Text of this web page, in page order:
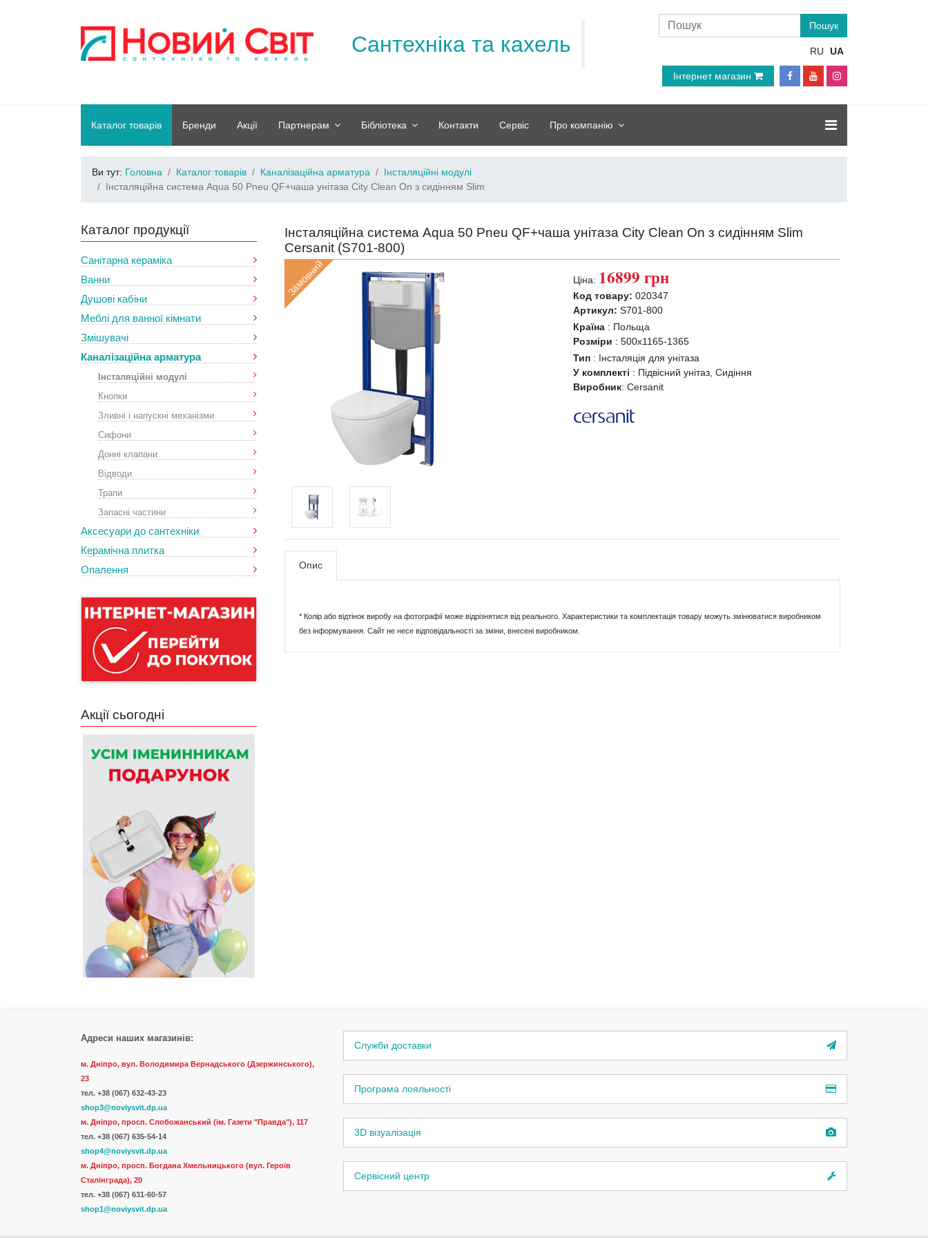
Сантехніка та кахель RU UA
Інтернет магазин
Каталог товарів Бренди Акції Партнерам Бібліотека Контакти Сервіс Про компанію
Ви тут: Головна Каталог товарів Каналізаційна арматура
Інсталяційні модулі
Інсталяційна система Aqua 50 Pneu QF+чаша унітаза City Clean On з сидінням Slim
Каталог продукції
Санітарна кераміка
Ванни
Душові кабіни
Меблі для ванної кімнати
Змішувачі
Каналізаційна арматура
Інсталяційні модулі
Кнопки
Зливні і напускні механізми
Сифони
Донні клапани
Відводи
Трапи
Запасні частини
Аксесуари до сантехніки
Керамічна плитка
Опалення
Акції сьогодні
Інсталяційна система Aqua 50 Pneu QF+чаша унітаза City Clean On з сидінням Slim
Cersanit (S701-800)
Замовний Ціна: 16899 грн
Код товару: 020347
Артикул: S701-800
Країна : Польща
Розміри : 500x1165-1365
Тип : Інсталяція для унітаза
У комплекті : Підвісний унітаз, Сидіння
Виробник: Cersanit
Опис
* Колір або відтінок виробу на фотографії може відрізнятися від реального. Характеристики та комплектація товару можуть змінюватися виробником
без інформування. Сайт не несе відповідальності за зміни, внесені виробником.
Адреси наших магазинів:
м. Дніпро, вул. Володимира Вернадського (Дзержинського),
23
тел. +38 (067) 632-43-23
shop3@noviysvit.dp.ua
м. Дніпро, просп. Слобожанський (ім. Газети "Правда"), 117
тел. +38 (067) 635-54-14
shop4@noviysvit.dp.ua
м. Дніпро, просп. Богдана Хмельницького (вул. Героїв
Сталінграда), 20
тел. +38 (067) 631-60-57
shop1@noviysvit.dp.ua
Служби доставки
Програма лояльності
3D візуалізація
Сервісний центр